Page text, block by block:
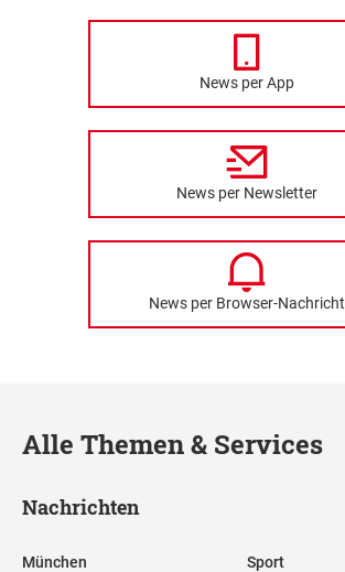
News per App
News per Newsletter
News per Browser-Nachricht
Alle Themen & Services
Nachrichten
München Sport